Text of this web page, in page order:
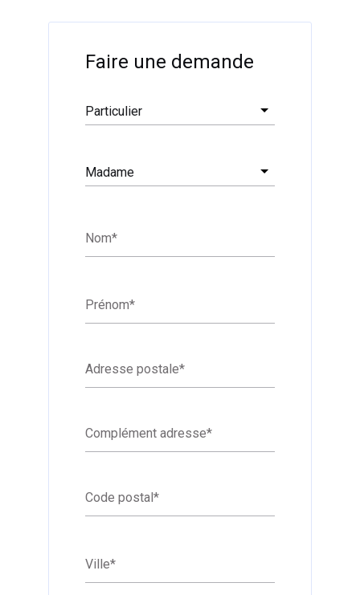
Faire une demande
Particulier
Madame
Nom*
Prénom*
Adresse postale*
Complément adresse*
Code postal*
Ville*